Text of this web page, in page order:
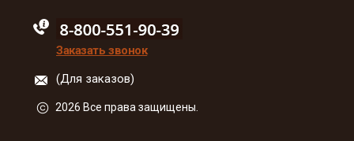
88005555550
Заказать звонок
(Для заказов)
2026 Все права защищены.